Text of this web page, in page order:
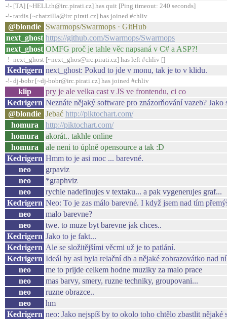
-!- [TA] [~HELLth@irc.pirati.cz] has quit [Ping timeout: 240 seconds]
-!- tardis [~chatzilla@irc.pirati.cz] has joined #chliv
@blondie Swarmops/Swarmops · GitHub
next_ghost https://github.com/Swarmops/Swarmops
next_ghost OMFG proč je tahle věc napsaná v C# a ASP?!
-!- next_ghost [~next_ghos@irc.pirati.cz] has left #chliv []
Kedrigern next_ghost: Pokud to jde v monu, tak je to v klidu.
-!- dj-bobr [~dj-bobr@irc.pirati.cz] has joined #chliv
klip
pry je ale velka cast v JS ve frontendu, ci co
Kedrigern Neznáte nějaký software pro znázorňování vazeb?
@blondie Jebać http://piktochart.com/
homura
http://piktochart.com/
homura
akorát.. takhle online
homura
ale neni to úplně opensource a tak :D
Kedrigern Hmm to je asi moc ... barevné.
neo
grpaviz
neo
*graphviz
neo
rychle nadefinujes v textaku... a pak vygenerujes graf...
Kedrigern Neo: To je zas málo barevné. I když jsem nad tím
neo
malo barevne?
neo
twe. to muze byt barevne jak chces..
Kedrigern Jako to je fakt...
Kedrigern Ale se složitějšími věcmi už je to patlání.
Kedrigern Ideál by asi byla relační db a nějaké zobrazovátko nad
neo
me to prijde celkem hodne muziky za malo prace
neo
mas barvy, smery, ruzne techniky, groupovani...
neo
ruzne obrazce..
neo
hm
Kedrigern neo: Jako nejspíš by to okolo toho chtělo zbastlit nějaké